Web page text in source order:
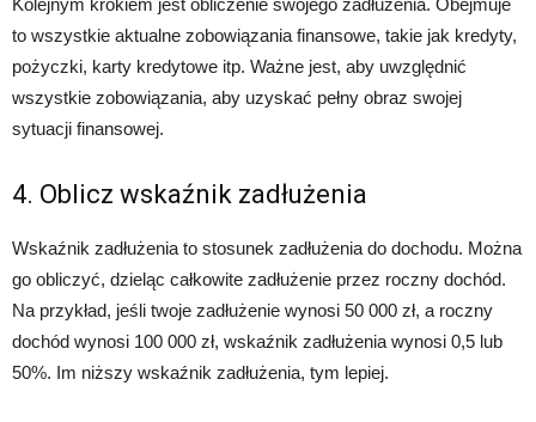
Kolejnym krokiem jest obliczenie swojego zadłużenia. Obejmuje
to wszystkie aktualne zobowiązania finansowe, takie jak kredyty,
pożyczki, karty kredytowe itp. Ważne jest, aby uwzględnić
wszystkie zobowiązania, aby uzyskać pełny obraz swojej
sytuacji finansowej.
4. Oblicz wskaźnik zadłużenia
Wskaźnik zadłużenia to stosunek zadłużenia do dochodu. Można
go obliczyć, dzieląc całkowite zadłużenie przez roczny dochód.
Na przykład, jeśli twoje zadłużenie wynosi 50 000 zł, a roczny
dochód wynosi 100 000 zł, wskaźnik zadłużenia wynosi 0,5 lub
50%. Im niższy wskaźnik zadłużenia, tym lepiej.